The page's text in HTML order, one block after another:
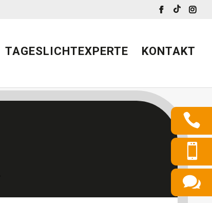
TAGESLICHTEXPERTE KONTAKT